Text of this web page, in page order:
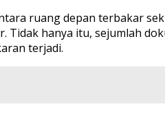
ruang depan terbakar
Tidak hanya itu, sejumlah
terjadi.